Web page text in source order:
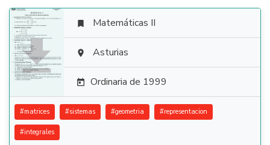

 Matemáticas II
 Asturias
 Ordinaria de 1999
#matrices #sistemas #geometria #representacion
#integrales